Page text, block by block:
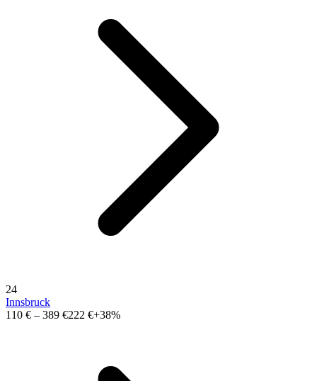
24
Innsbruck
110 € – 389 €222 €+38%